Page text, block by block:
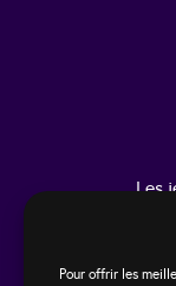
Pour offrir les
Les